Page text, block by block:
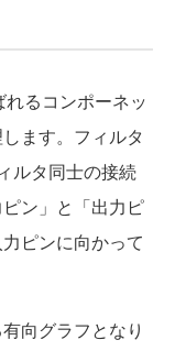
るコンポーネッ
ます。フィルタ
ルタ同士の接続
ン」と「出力ピ
ピンに向かって
向グラフとなり